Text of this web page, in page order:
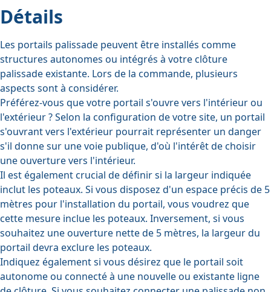
Détails
Les portails palissade peuvent être installés comme
structures autonomes ou intégrés à votre clôture
palissade existante. Lors de la commande, plusieurs
aspects sont à considérer.
Préférez-vous que votre portail s'ouvre vers l'intérieur ou
l'extérieur ? Selon la configuration de votre site, un portail
s'ouvrant vers l'extérieur pourrait représenter un danger
s'il donne sur une voie publique, d'où l'intérêt de choisir
une ouverture vers l'intérieur.
Il est également crucial de définir si la largeur indiquée
inclut les poteaux. Si vous disposez d'un espace précis de 5
mètres pour l'installation du portail, vous voudrez que
cette mesure inclue les poteaux. Inversement, si vous
souhaitez une ouverture nette de 5 mètres, la largeur du
portail devra exclure les poteaux.
Indiquez également si vous désirez que le portail soit
autonome ou connecté à une nouvelle ou existante ligne